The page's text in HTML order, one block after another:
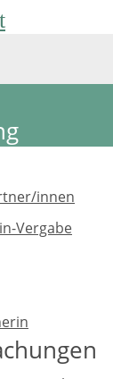
innen
Vergabe